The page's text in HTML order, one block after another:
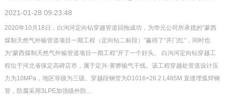
2021-01-28 09:23:48
2020年10月18日，白沟河定向钻穿越管道回拖成功，为华元公司所承揽的“蒙西
煤制天然气外输管道项目一期工程（定向钻二标段）”赢得了“开门红”，同时也
为“蒙西煤制天然气外输管道项目一期工程”开了一个好头。 白沟河定向钻穿越工
程位于河北省保定高碑店市，属于定兴-黄骅输气干线。该工程穿越处管道设计压
力为10MPa，地区等级为三级。穿越段钢管为D1016×26.2 L485M 直缝埋弧焊钢
管，防腐采用3LPE加强级外防...